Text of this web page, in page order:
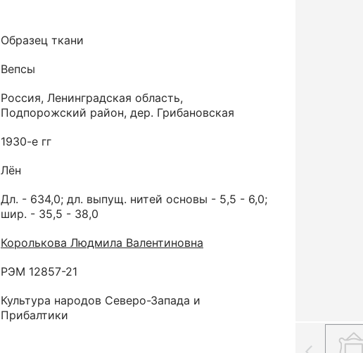
Образец ткани
Вепсы
Россия, Ленинградская область,
Подпорожский район, дер. Грибановская
1930-е гг
Лён
Дл. - 634,0; дл. выпущ. нитей основы - 5,5 - 6,0;
шир. - 35,5 - 38,0
Королькова Людмила Валентиновна
РЭМ 12857-21
Культура народов Северо-Запада и
Прибалтики